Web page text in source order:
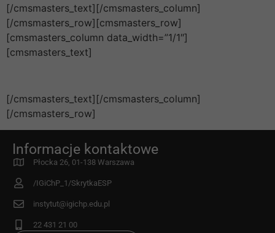
[/cmsmasters_text][/cmsmasters_column]
[/cmsmasters_row][cmsmasters_row]
[cmsmasters_column data_width=”1/1″]
[cmsmasters_text]
[/cmsmasters_text][/cmsmasters_column]
[/cmsmasters_row]
Informacje kontaktowe
Płocka 26, 01-138 Warszawa
/IGiChP_1/SkrytkaESP
instytut@igichp.edu.pl
22 431 21 00